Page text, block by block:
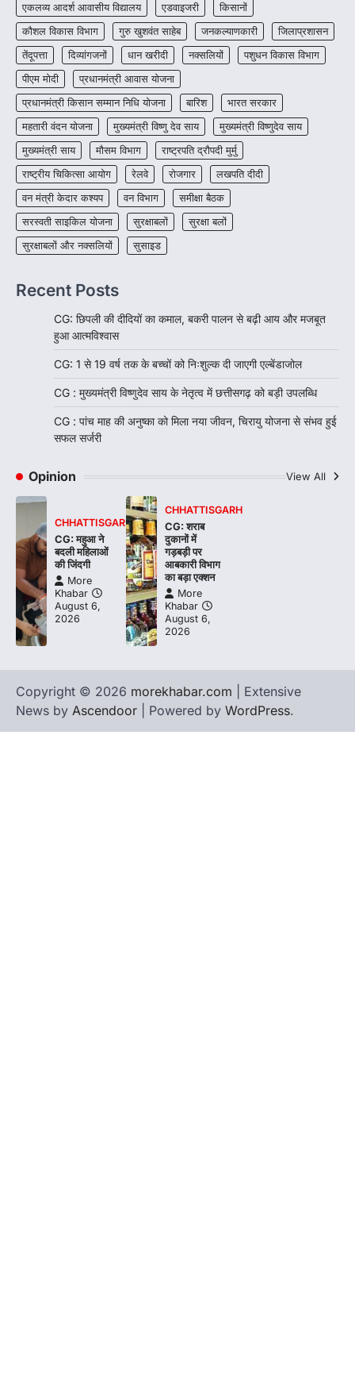
4
जीवन, चिरायु योजना से संभव हुई सफल सर्जरी
More Khabar August 7, 2026
रायपुर। राष्ट्रीय बाल स्वास्थ्य कार्यक्रम (चिरायु) के तहत
जशपुर जिले की 5 माह की मासूम…
एकलव्य आदर्श आवासीय विद्यालय एडवाइजरी
किसानों
कौशल विकास विभाग
गुरु खुशवंत साहेब जनकल्याणकारी
जिलाप्रशासन
तेंदूपत्ता
दिव्यांगजनों धान खरीदी नक्सलियों
पशुधन विकास विभाग
पीएम मोदी
प्रधानमंत्री आवास योजना
प्रधानमंत्री किसान सम्मान निधि योजना
बारिश
भारत सरकार
महतारी वंदन योजना
मुख्यमंत्री विष्णु देव साय
मुख्यमंत्री विष्णुदेव साय
मुख्यमंत्री साय
मौसम विभाग
राष्ट्रपति द्रौपदी मुर्मु
राष्ट्रीय चिकित्सा आयोग
रेलवे रोजगार
लखपति दीदी
वन मंत्री केदार कश्यप
वन विभाग
समीक्षा बैठक
सरस्वती साइकिल योजना
सुरक्षाबलों
सुरक्षा बलों
सुरक्षाबलों और नक्सलियों
सुसाइड
Recent Posts
CG: छिपली की दीदियों का कमाल, बकरी पालन से बढ़ी आय और मजबूत
हुआ आत्मविश्वास
CG: 1 से 19 वर्ष तक के बच्चों को निःशुल्क दी जाएगी एल्बेंडाजोल
CG : मुख्यमंत्री विष्णुदेव साय के नेतृत्व में छत्तीसगढ़ को बड़ी उपलब्धि
CG : पांच माह की अनुष्का को मिला नया जीवन, चिरायु योजना से संभव हुई
सफल सर्जरी
Opinion View All
CHHATTISGARH
CG: महुआ ने
बदली महिलाओं
की जिंदगी
More
Khabar
August 6,
2026
CHHATTISGARH
CG: शराब
दुकानों में
गड़बड़ी पर
आबकारी विभाग
का बड़ा एक्शन
More
Khabar
August 6,
2026
Copyright © 2026 morekhabar.com | Extensive
News by Ascendoor | Powered by WordPress.